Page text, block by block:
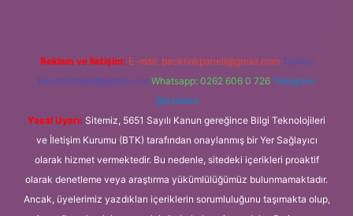
Reklam ve İletişim: E-mail: backlinkpaneli@gmail.com Teams:
forumhizmeti@gmail.com Whatsapp: 0262 606 0 726 Telegram:
@karabul
Yasal Uyarı: Sitemiz, 5651 Sayılı Kanun gereğince Bilgi Teknolojileri
ve İletişim Kurumu (BTK) tarafından onaylanmış bir Yer Sağlayıcı
olarak hizmet vermektedir. Bu nedenle, sitedeki içerikleri proaktif
olarak denetleme veya araştırma yükümlülüğümüz bulunmamaktadır.
Ancak, üyelerimiz yazdıkları içeriklerin sorumluluğunu taşımakta olup,